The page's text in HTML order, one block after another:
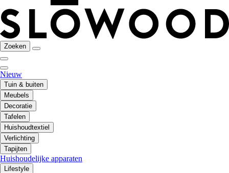
Zoeken
Nieuw
Tuin & buiten
Meubels
Decoratie
Tafelen
Huishoudtextiel
Verlichting
Tapijten
Huishoudelijke apparaten
Lifestyle